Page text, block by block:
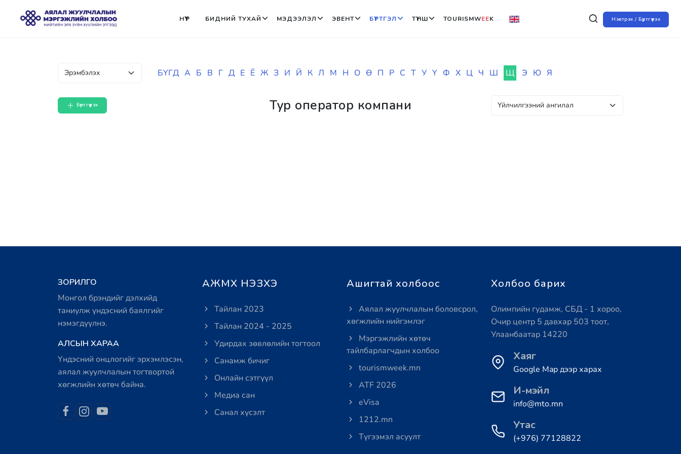
Нэвтрэх / Бүртгүүлэх
НҮҮР БИДНИЙ ТУХАЙ МЭДЭЭЛЭЛ ЭВЕНТ БҮРТГЭЛ ТҮНШ TOURISMWEEK
БҮГД А Б В Г Д Е Ё Ж З И Й К Л М Н О Ө П Р С Т У Ү Ф Х Ц Ч Ш Щ Э Ю Я
Бүртгүүлэх Тур оператор компани
ЗОРИЛГО
Монгол брэндийг дэлхийд
таниулж үндэсний баялгийг
нэмэгдүүлнэ.
АЛСЫН ХАРАА
Үндэсний онцлогийг эрхэмлэсэн,
аялал жуулчлалын тогтвортой
хөгжлийн хөтөч байна.
АЖМХ НЭЗХЭ
Тайлан 2023
Тайлан 2024 - 2025
Удирдах зөвлөлийн тогтоол
Санамж бичиг
Онлайн сэтгүүл
Медиа сан
Санал хүсэлт
Ашигтай холбоос
Аялал жуулчлалын боловсрол,
хөгжлийн нийгэмлэг
Мэргэжлийн хөтөч
тайлбарлагчдын холбоо
tourismweek.mn
ATF 2026
eVisa
1212.mn
Түгээмэл асуулт
Холбоо барих
Олимпийн гудамж, СБД - 1 хороо,
Очир центр 5 давхар 503 тоот,
Улаанбаатар 14220
Хаяг
Google Map дээр харах
И-мэйл
info@mto.mn
Утас
(+976) 77128822